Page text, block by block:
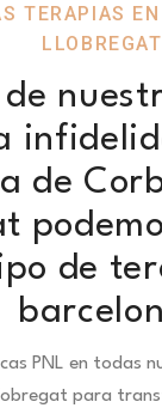
TERAPIAS
LLOBREGAT
de
de
PNL en todas
para